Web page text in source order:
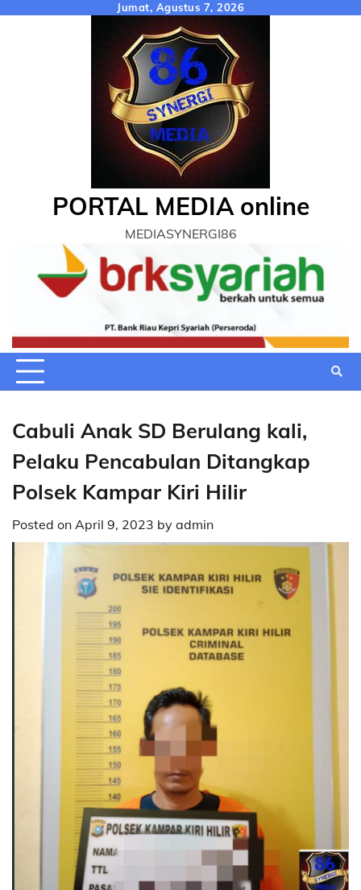
Jumat, Agustus 7, 2026
PORTAL MEDIA online
MEDIASYNERGI86
Cabuli Anak SD Berulang kali,
Pelaku Pencabulan Ditangkap
Polsek Kampar Kiri Hilir
Posted on April 9, 2023 by admin